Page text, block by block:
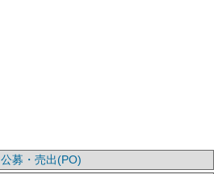
公募・売出(PO)